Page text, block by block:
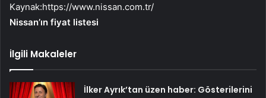
Kaynak:https://www.nissan.com.tr/
Nissan’ın fiyat listesi
İlgili Makaleler
İlker Ayrık’tan üzen haber: Gösterilerini